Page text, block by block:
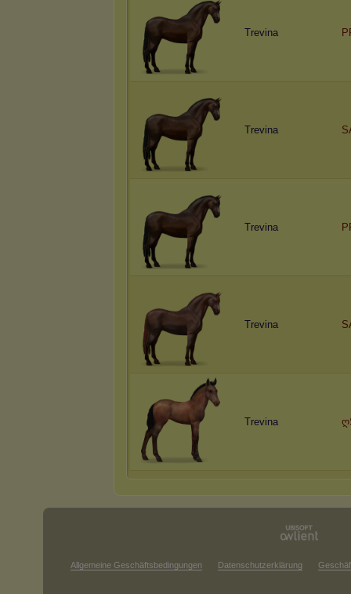
Trevina
Trevina
Trevina
Trevina
Trevina
Allgemeine Geschäftsbedingungen Datenschutzerklärung